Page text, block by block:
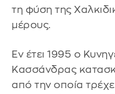
τη φύση της
μέρους.
Εν έτει 1995 ο
Κασσάνδρας
από την οποία